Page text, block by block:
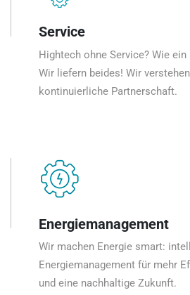
Service
Hightech ohne Service? Wie
Wir liefern beides! Wir
kontinuierliche Partnerschaft.
Energiemanagement
Wir machen Energie smart:
Energiemanagement für mehr
und eine nachhaltige Zukunft.